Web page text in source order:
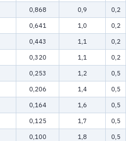
0,868 0,9 0,2
0,641 1,0 0,2
0,443 1,1 0,2
0,320 1,1 0,2
0,253 1,2 0,5
0,206 1,4 0,5
0,164 1,6 0,5
0,125 1,7 0,5
0,100 1,8 0,5